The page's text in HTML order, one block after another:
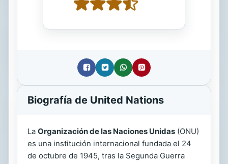
Biografía de United Nations
La Organización de las Naciones Unidas (ONU)
es una institución internacional fundada el 24
de octubre de 1945, tras la Segunda Guerra